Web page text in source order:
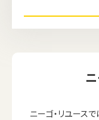
ニーゴ・リユース